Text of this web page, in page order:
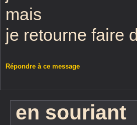
mais
je retourne faire
Répondre à ce message
en souriant